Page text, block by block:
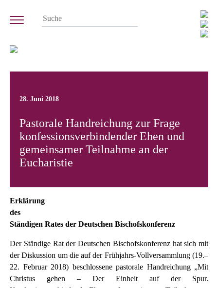
28. Juni 2018
Pastorale Handreichung zur Frage
konfessionsverbindender Ehen und
gemeinsamer Teilnahme an der
Eucharistie
Erklärung
des
Ständigen Rates der Deutschen Bischofskonferenz
Der Ständige Rat der Deutschen Bischofskonferenz hat sich mit
der Diskussion um die auf der Frühjahrs-Vollversammlung (19.–
22. Februar 2018) beschlossene pastorale Handreichung „Mit
Christus gehen – Der Einheit auf der Spur.